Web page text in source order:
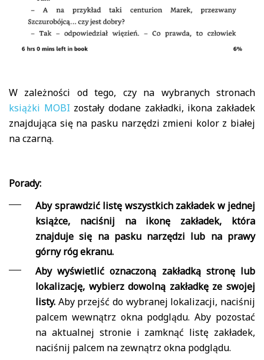
W zależności od tego, czy na wybranych stronach
książki MOBI zostały dodane zakładki, ikona zakładek
znajdująca się na pasku narzędzi zmieni kolor z białej
na czarną.
Porady:
Aby sprawdzić listę wszystkich zakładek w jednej
książce, naciśnij na ikonę zakładek, która
znajduje się na pasku narzędzi lub na prawy
górny róg ekranu.
Aby wyświetlić oznaczoną zakładką stronę lub
lokalizację, wybierz dowolną zakładkę ze swojej
listy. Aby przejść do wybranej lokalizacji, naciśnij
palcem wewnątrz okna podglądu. Aby pozostać
na aktualnej stronie i zamknąć listę zakładek,
naciśnij palcem na zewnątrz okna podglądu.